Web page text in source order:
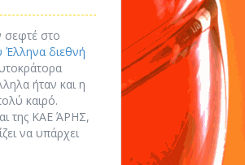
σεφτέ στο
διεθνή
ήταν και η
καιρό.
της ΚΑΕ ΆΡΗΣ,
να υπάρχει